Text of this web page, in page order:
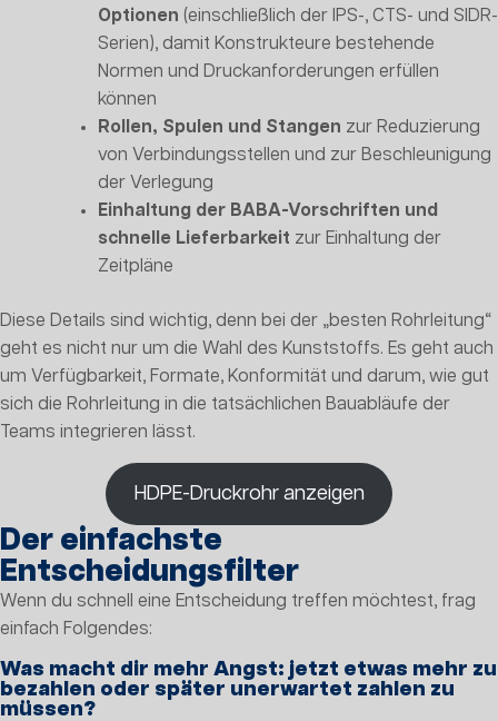
Optionen (einschließlich der IPS-, CTS- und SIDR-
Serien), damit Konstrukteure bestehende
Normen und Druckanforderungen erfüllen
können
Rollen, Spulen und Stangen zur Reduzierung
von Verbindungsstellen und zur Beschleunigung
der Verlegung
Einhaltung der BABA-Vorschriften und
schnelle Lieferbarkeit zur Einhaltung der
Zeitpläne
Diese Details sind wichtig, denn bei der „besten Rohrleitung“
geht es nicht nur um die Wahl des Kunststoffs. Es geht auch
um Verfügbarkeit, Formate, Konformität und darum, wie gut
sich die Rohrleitung in die tatsächlichen Bauabläufe der
Teams integrieren lässt.
HDPE-Druckrohr anzeigen
Der einfachste
Entscheidungsfilter
Wenn du schnell eine Entscheidung treffen möchtest, frag
einfach Folgendes:
Was macht dir mehr Angst: jetzt etwas mehr zu
bezahlen oder später unerwartet zahlen zu
müssen?